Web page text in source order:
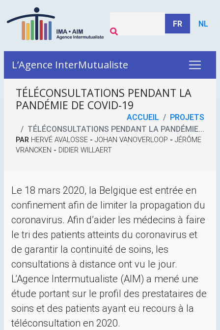
FR NL
L’Agence InterMutualiste
TÉLÉCONSULTATIONS PENDANT LA
PANDÉMIE DE COVID-19
ACCUEIL
PROJETS
TÉLÉCONSULTATIONS PENDANT LA PANDÉMIE...
PAR HERVÉ AVALOSSE - JOHAN VANOVERLOOP - JÉRÔME
VRANCKEN - DIDIER WILLAERT
Le 18 mars 2020, la Belgique est entrée en
confinement afin de limiter la propagation du
coronavirus. Afin d’aider les médecins à faire
le tri des patients atteints du coronavirus et
de garantir la continuité de soins, les
consultations à distance ont vu le jour.
L’Agence Intermutualiste (AIM) a mené une
étude portant sur le profil des prestataires de
soins et des patients ayant eu recours à la
téléconsultation en 2020.